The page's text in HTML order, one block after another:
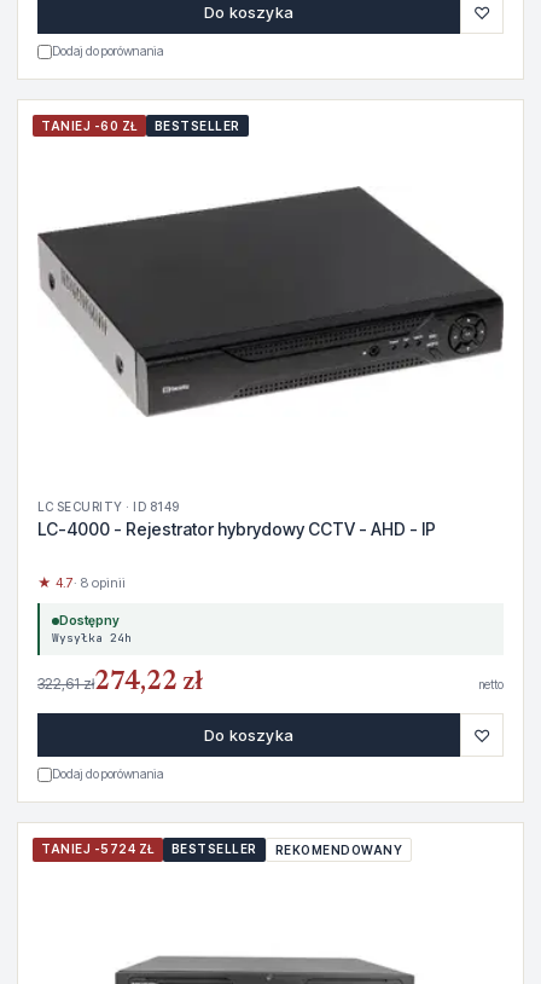
Do koszyka ♡
Dodaj do porównania
TANIEJ -60 ZŁ BESTSELLER
LC SECURITY · ID 8149
LC-4000 - Rejestrator hybrydowy CCTV - AHD - IP
★ 4.7· 8 opinii
Dostępny
Wysyłka 24h
322,61 zł274,22 zł netto
Do koszyka ♡
Dodaj do porównania
TANIEJ -5724 ZŁ BESTSELLER REKOMENDOWANY